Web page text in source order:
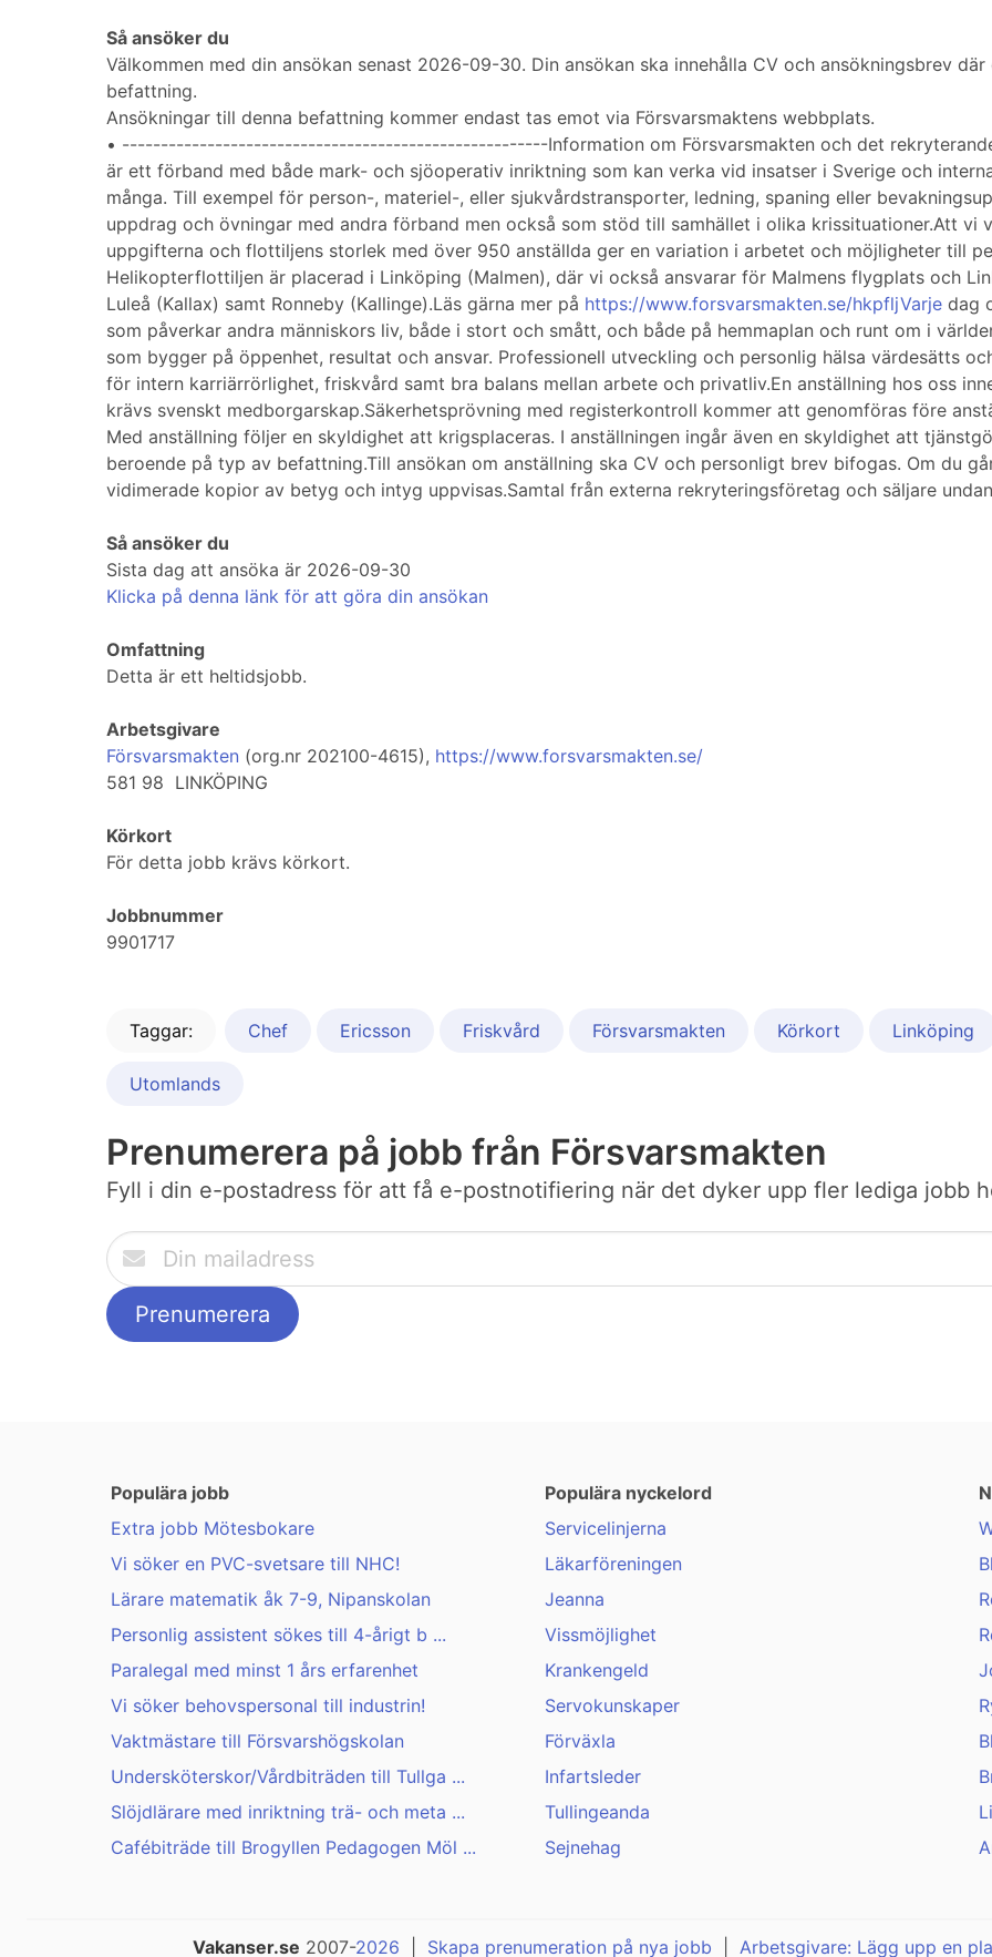
Så ansöker du
Välkommen med din ansökan senast 2026-09-30. Din ansökan ska innehålla CV och ansökningsbrev
befattning.
Ansökningar till denna befattning kommer endast tas emot via Försvarsmaktens webbplats.
• -------------------------------------------------------Information om Försvarsmakten och det rekryterande
är ett förband med både mark- och sjöoperativ inriktning som kan verka vid insatser i Sverige och
många. Till exempel för person-, materiel-, eller sjukvårdstransporter, ledning, spaning eller
uppdrag och övningar med andra förband men också som stöd till samhället i olika krissituationer.Att vi
uppgifterna och flottiljens storlek med över 950 anställda ger en variation i arbetet och möjligheter till
Helikopterflottiljen är placerad i Linköping (Malmen), där vi också ansvarar för Malmens flygplats och
Luleå (Kallax) samt Ronneby (Kallinge).Läs gärna mer på https://www.forsvarsmakten.se/hkpfljVarje dag
som påverkar andra människors liv, både i stort och smått, och både på hemmaplan och runt om i
som bygger på öppenhet, resultat och ansvar. Professionell utveckling och personlig hälsa värdesätts
för intern karriärrörlighet, friskvård samt bra balans mellan arbete och privatliv.En anställning hos oss
krävs svenskt medborgarskap.Säkerhetsprövning med registerkontroll kommer att genomföras före
Med anställning följer en skyldighet att krigsplaceras. I anställningen ingår även en skyldighet att
beroende på typ av befattning.Till ansökan om anställning ska CV och personligt brev bifogas. Om du
vidimerade kopior av betyg och intyg uppvisas.Samtal från externa rekryteringsföretag och säljare
Så ansöker du
Sista dag att ansöka är 2026-09-30
Klicka på denna länk för att göra din ansökan
Omfattning
Detta är ett heltidsjobb.
Arbetsgivare
Försvarsmakten (org.nr 202100-4615), https://www.forsvarsmakten.se/
581 98 LINKÖPING
Körkort
För detta jobb krävs körkort.
Jobbnummer
9901717
Taggar: Chef Ericsson Friskvård Försvarsmakten Körkort Linköping
Utomlands
Prenumerera på jobb från Försvarsmakten
Fyll i din e-postadress för att få e-postnotifiering när det dyker upp fler lediga jobb
Populära jobb
Extra jobb Mötesbokare
Vi söker en PVC-svetsare till NHC!
Lärare matematik åk 7-9, Nipanskolan
Personlig assistent sökes till 4-årigt b ...
Paralegal med minst 1 års erfarenhet
Vi söker behovspersonal till industrin!
Vaktmästare till Försvarshögskolan
Undersköterskor/Vårdbiträden till Tullga ...
Slöjdlärare med inriktning trä- och meta ...
Cafébiträde till Brogyllen Pedagogen Möl ...
Populära nyckelord
Servicelinjerna
Läkarföreningen
Jeanna
Vissmöjlighet
Krankengeld
Servokunskaper
Förväxla
Infartsleder
Tullingeanda
Sejnehag
Vakanser.se 2007-2026 Skapa prenumeration på nya jobb Arbetsgivare: Lägg upp en